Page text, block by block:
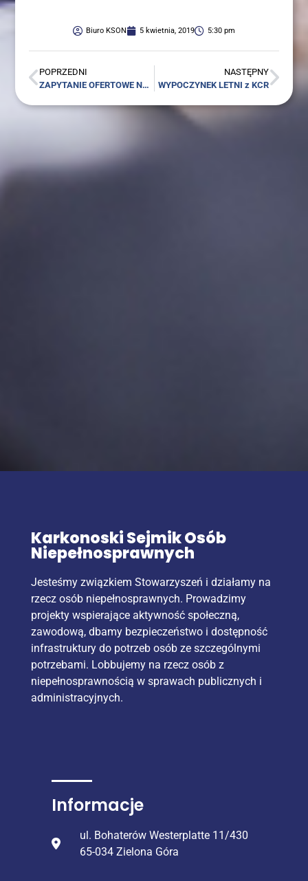
Biuro KSON 5 kwietnia, 2019 5:30 pm
POPRZEDNI
ZAPY­TA­NIE OFER­TO­WE NR 01/04/2019
NASTĘPNY
WYPO­CZY­NEK LET­NI z KCR
Karkonoski Sejmik Osób
Niepełnosprawnych
Jesteśmy związkiem Stowarzyszeń i działamy na
rzecz osób niepełnosprawnych. Prowadzimy
projekty wspierające aktywność społeczną,
zawodową, dbamy bezpieczeństwo i dostępność
infrastruktury do potrzeb osób ze szczególnymi
potrzebami. Lobbujemy na rzecz osób z
niepełnosprawnością w sprawach publicznych i
administracyjnych.
Informacje
ul. Bohaterów Westerplatte 11/430
65-034 Zielona Góra